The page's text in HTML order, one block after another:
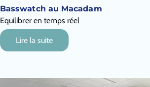
Basswatch au Macadam
Equilibrer en temps réel
Lire la suite